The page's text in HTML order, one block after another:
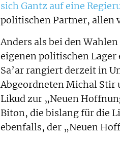
sich Gantz auf eine
politischen Partner, allen
Anders als bei den
eigenen politischen Lager
Sa’ar rangiert derzeit in
Abgeordneten Michal Stir
Likud zur „Neuen
Biton, die bislang für die
ebenfalls, der „Neuen